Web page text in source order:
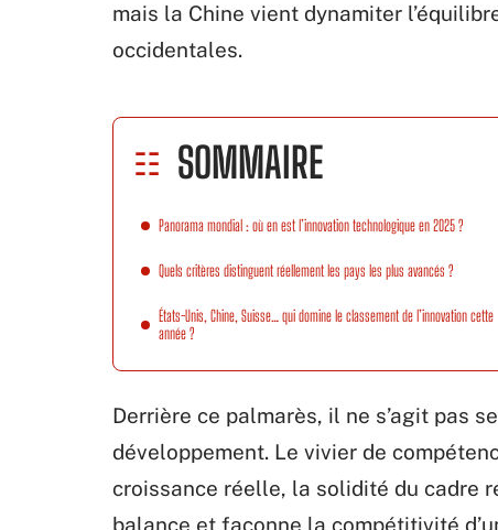
mais la Chine vient dynamiter
occidentales.
SOMMAIRE
Panorama mondial : où en est l’innovation technologique en 2025 ?
Quels critères distinguent réellement les pays les plus avancés ?
États-Unis, Chine, Suisse… qui domine le classement de l’innovation cette
année ?
Derrière ce palmarès, il ne s’agit pas
développement. Le vivier de
croissance réelle, la solidité du cadre
balance et façonne la compétitivité